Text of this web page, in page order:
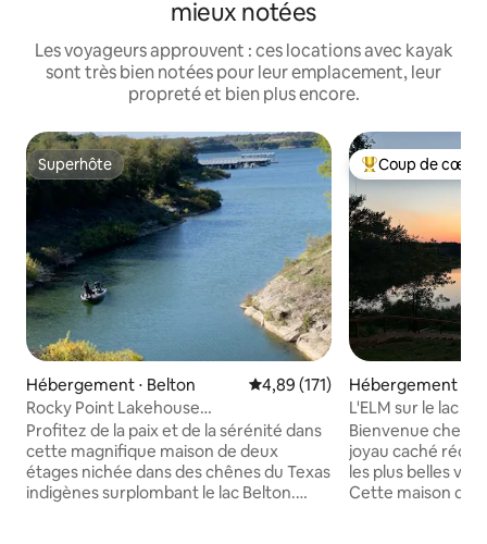
mieux notées
Les voyageurs approuvent : ces locations avec kayak
sont très bien notées pour leur emplacement, leur
propreté et bien plus encore.
Superhôte
Superhôte
Hébergement ⋅ Belton Évaluation moyenne sur la
4,89 (171)
Rocky Point Lakehouse
*Familial/maximum 8 adultes,
3 véhicules*
Profitez de la paix et de la sérénité dans
cette magnifique maison de deux
étages nichée dans des chênes du Texas
indigènes surplombant le lac Belton.
Coups de cœur
Coup de cœur
Hébergement ⋅
L'ELM sur le lac
Bienvenue chez
joyau caché
les plus belles
Cette maison